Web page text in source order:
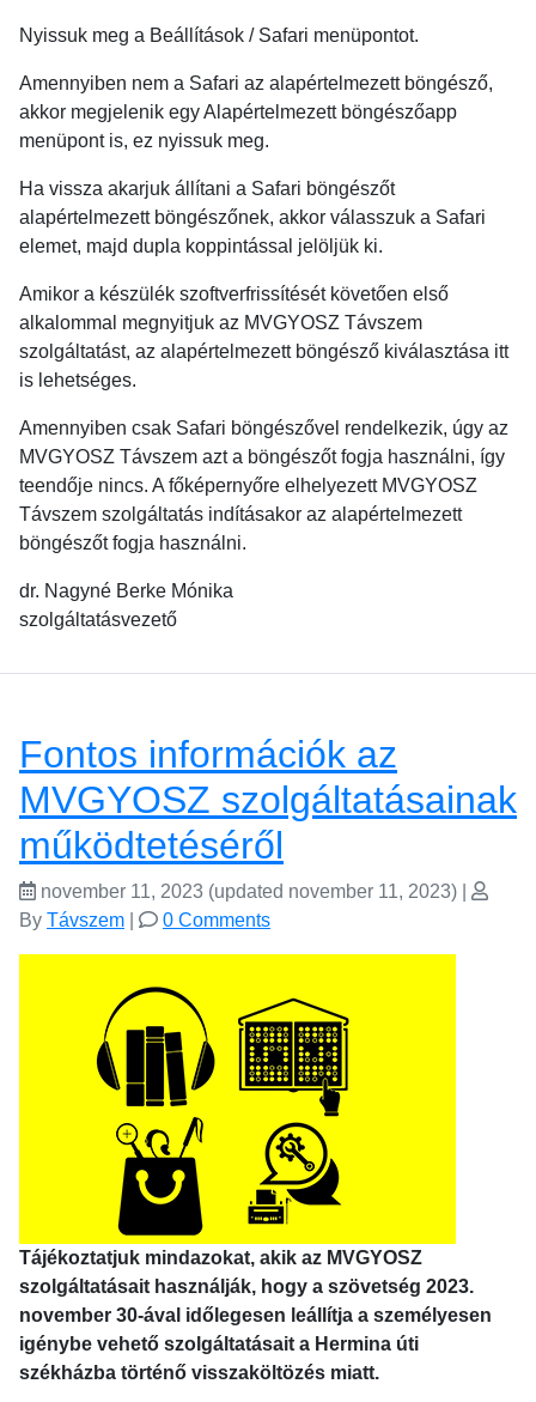
Nyissuk meg a Beállítások / Safari menüpontot.
Amennyiben nem a Safari az alapértelmezett böngésző,
akkor megjelenik egy Alapértelmezett böngészőapp
menüpont is, ez nyissuk meg.
Ha vissza akarjuk állítani a Safari böngészőt
alapértelmezett böngészőnek, akkor válasszuk a Safari
elemet, majd dupla koppintással jelöljük ki.
Amikor a készülék szoftverfrissítését követően első
alkalommal megnyitjuk az MVGYOSZ Távszem
szolgáltatást, az alapértelmezett böngésző kiválasztása itt
is lehetséges.
Amennyiben csak Safari böngészővel rendelkezik, úgy az
MVGYOSZ Távszem azt a böngészőt fogja használni, így
teendője nincs. A főképernyőre elhelyezett MVGYOSZ
Távszem szolgáltatás indításakor az alapértelmezett
böngészőt fogja használni.
dr. Nagyné Berke Mónika
szolgáltatásvezető
Fontos információk az
MVGYOSZ szolgáltatásainak
működtetéséről
november 11, 2023 (updated november 11, 2023)
By Távszem 0 Comments
Tájékoztatjuk mindazokat, akik az MVGYOSZ
szolgáltatásait használják, hogy a szövetség 2023.
november 30-ával időlegesen leállítja a személyesen
igénybe vehető szolgáltatásait a Hermina úti
székházba történő visszaköltözés miatt.